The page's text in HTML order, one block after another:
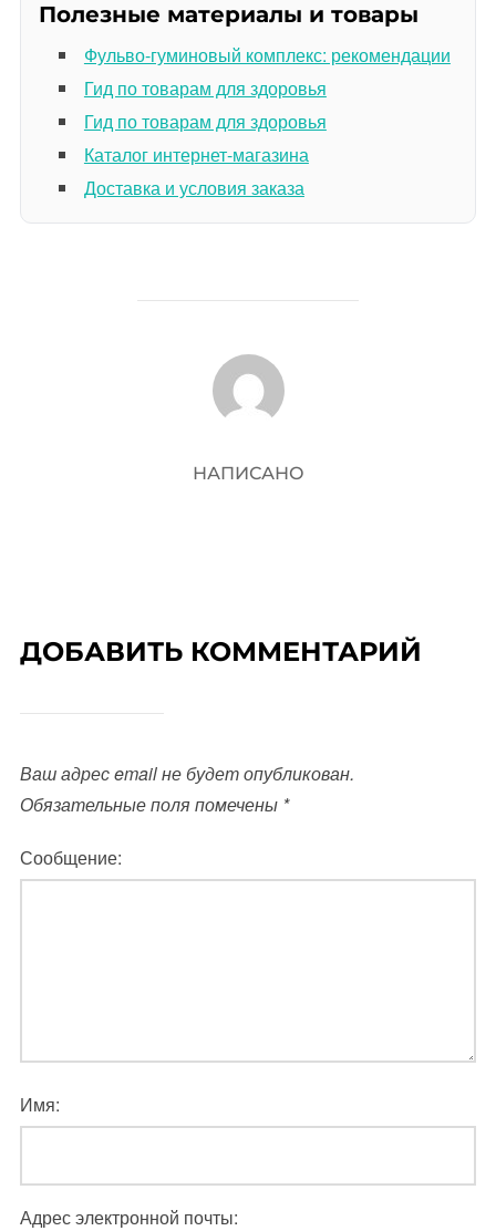
Полезные материалы и товары
Фульво-гуминовый комплекс: рекомендации
Гид по товарам для здоровья
Гид по товарам для здоровья
Каталог интернет-магазина
Доставка и условия заказа
АВТОР ЗАПИСИ
НАПИСАНО
ДОБАВИТЬ КОММЕНТАРИЙ
Ваш адрес email не будет опубликован.
Обязательные поля помечены *
Сообщение:
Имя:
Адрес электронной почты: